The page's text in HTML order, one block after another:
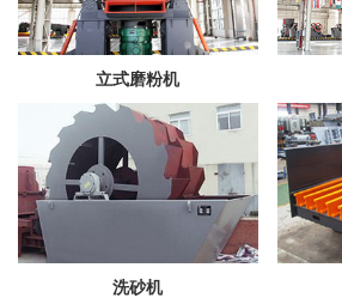
立式磨粉机
洗砂机